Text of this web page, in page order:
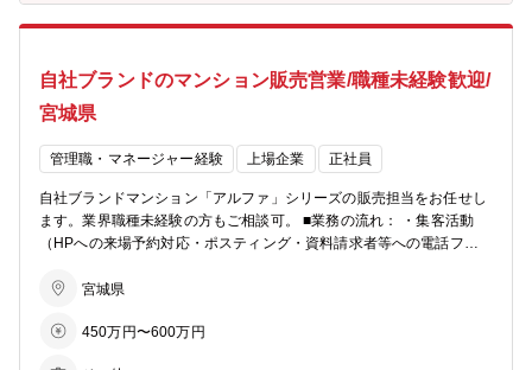
年間 110万円 ・係長クラス：年間 150万円 仕入れから販売まで一貫
して携わるため、営業力だけでなく市場分析や販売戦略の立案による
成果も正当に評価される仕組みです。 【ポイント】 ・仕入れから販
売まで一気通貫で携われる、裁量の大きい不動産営業職 ・仲介会社と
の関係構築を通じ、自身の営業力で物件取得につなげられる ・買取価
格査定・リフォーム企画・販売戦略まで、不動産投資の幅広い知識を
身につけられる ・区分マンション投資・リノベーション再販という成
長性のあるビジネスモデルに携われる ・成果がインセンティブに直結
入れ経験を活かして、さらに上流工程へキャリアアップできる ※一言
営業として市場分析・戦略立案まで経験を広げられる、成果が正当に
自社ブランドのマンション販売営業/職種未経験歓迎/
宮城県
管理職・マネージャー経験 上場企業 正社員
自社ブランドマンション「アルファ」シリーズの販売担当をお任せし
ます。業界職種未経験の方もご相談可。 ■業務の流れ： ・集客活動
（HPへの来場予約対応・ポスティング・資料請求者等への電話フォ
備・間取りの変更等） ・引渡し ★お客様への資産提案、変更工事打
てサポートして頂きます。総合職としての採用となるため、分譲マン
宮城県
450万円〜600万円